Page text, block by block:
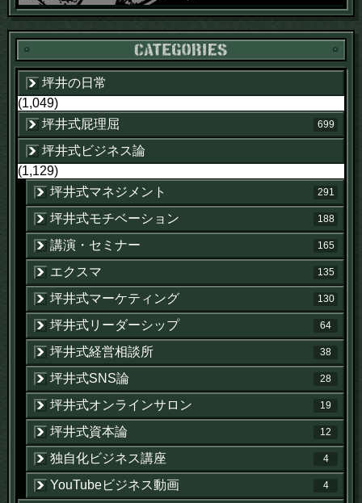
坪井の日常
(1,049)
坪井式屁理屈
699
坪井式ビジネス論
(1,129)
坪井式マネジメント
291
坪井式モチベーション 188
講演・セミナー 165
エクスマ 135
坪井式マーケティング 130
坪井式リーダーシップ 64
坪井式経営相談所 38
坪井式SNS論 28
坪井式オンラインサロン 19
坪井式資本論 12
独自化ビジネス講座 4
YouTubeビジネス動画 4